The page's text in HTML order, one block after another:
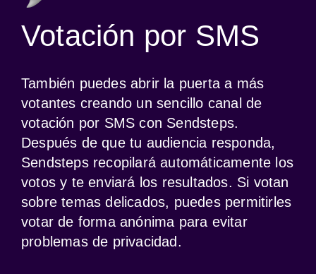
Votación por SMS
También puedes abrir la puerta a más
votantes creando un sencillo canal de
votación por SMS con Sendsteps.
Después de que tu audiencia responda,
Sendsteps recopilará automáticamente los
votos y te enviará los resultados. Si votan
sobre temas delicados, puedes permitirles
votar de forma anónima para evitar
problemas de privacidad.